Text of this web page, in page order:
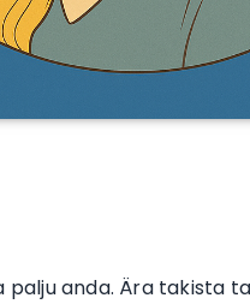
anda. Ära takista